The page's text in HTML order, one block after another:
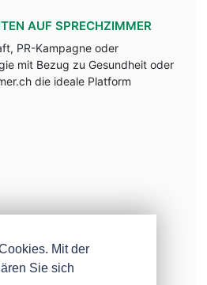
AUF SPRECHZIMMER
PR-Kampagne oder
mit Bezug zu Gesundheit oder
die ideale Platform
Mit der
Sie sich